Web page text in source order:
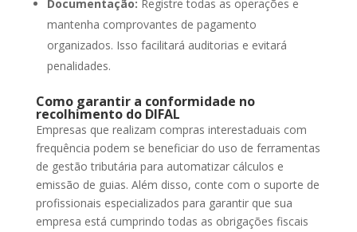
Documentação: Registre todas as operações e
mantenha comprovantes de pagamento
organizados. Isso facilitará auditorias e evitará
penalidades.
Como garantir a conformidade no
recolhimento do DIFAL
Empresas que realizam compras interestaduais com
frequência podem se beneficiar do uso de ferramentas
de gestão tributária para automatizar cálculos e
emissão de guias. Além disso, conte com o suporte de
profissionais especializados para garantir que sua
empresa está cumprindo todas as obrigações fiscais